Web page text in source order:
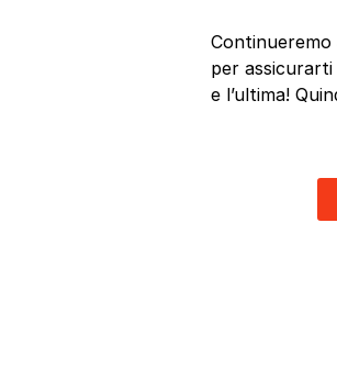
Continueremo
per
e l’ultima!